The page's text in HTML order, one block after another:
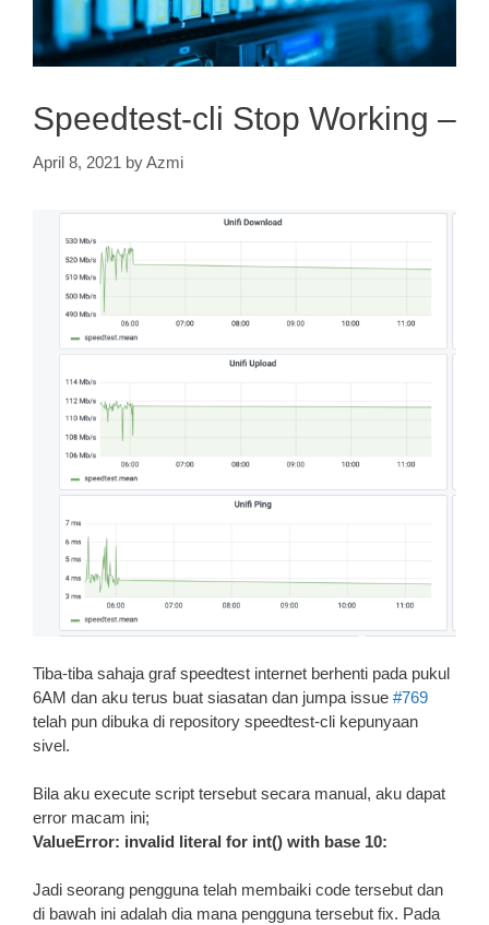
Speedtest-cli Stop Working –
April 8, 2021 byAzmi
Tiba-tiba sahaja graf speedtest internet berhenti pada pukul
6AM dan aku terus buat siasatan dan jumpa issue #769
telah pun dibuka di repository speedtest-cli kepunyaan
sivel.
Bila aku execute script tersebut secara manual, aku dapat
error macam ini;
ValueError: invalid literal for int() with base 10:
Jadi seorang pengguna telah membaiki code tersebut dan
di bawah ini adalah dia mana pengguna tersebut fix. Pada